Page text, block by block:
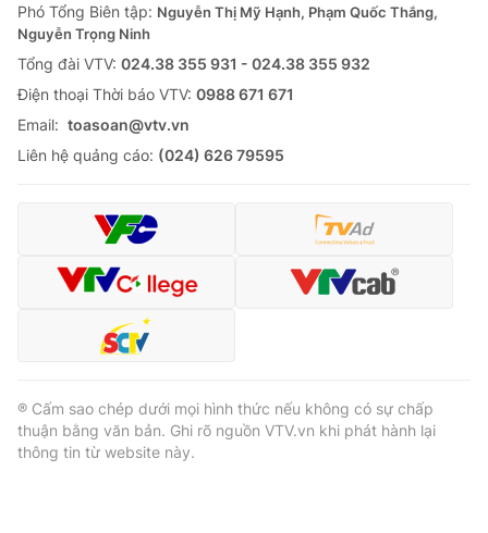
Phó Tổng Biên tập: Nguyễn Thị Mỹ Hạnh, Phạm Quốc Thắng,
Nguyễn Trọng Ninh
Tổng đài VTV: 024.38 355 931 - 024.38 355 932
Ðiện thoại Thời báo VTV: 0988 671 671
Email: toasoan@vtv.vn
Liên hệ quảng cáo: (024) 626 79595
® Cấm sao chép dưới mọi hình thức nếu không có sự chấp
thuận bằng văn bản. Ghi rõ nguồn VTV.vn khi phát hành lại
thông tin từ website này.